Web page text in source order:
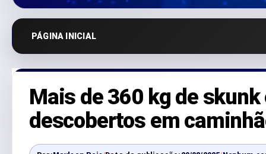
PÁGINA INICIAL
Mais de 360 kg de skunk
descobertos em